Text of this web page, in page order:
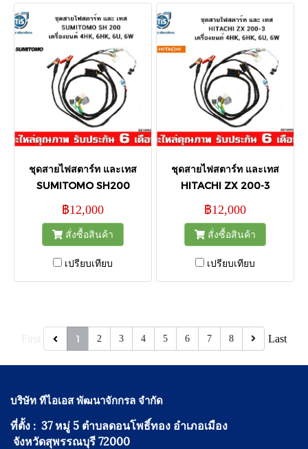
ชุดสายไฟสตาร์ท และเทส
SUMITOMO SH200
฿12,000
สั่งซื้อสินค้า
เปรียบเทียบ
ชุดสายไฟสตาร์ท และเทส
HITACHI ZX 200-3
฿12,000
สั่งซื้อสินค้า
เปรียบเทียบ
1 2 3 4 5 6 7 8 Last
บริษัท ทีไอเอส พัฒนาจักกรล จำกัด
ที่ตั้ง : 37 หมู่ 5 ตำบลดอนโพธิ์ทอง อำเภอเมือง
จังหวัดสุพรรณบุรี 72000